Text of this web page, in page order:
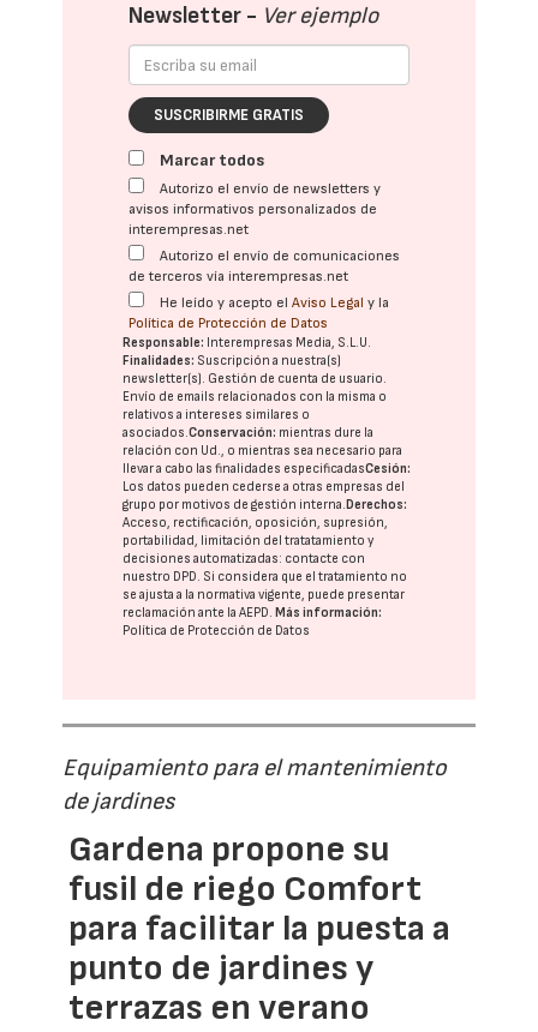
Newsletter - Ver ejemplo
SUSCRIBIRME GRATIS
Marcar todos
Autorizo el envío de newsletters y
avisos informativos personalizados de
interempresas.net
Autorizo el envío de comunicaciones
de terceros vía interempresas.net
He leído y acepto elAviso Legal y la
Política de Protección de Datos
Responsable: Interempresas Media, S.L.U.
Finalidades: Suscripción a nuestra(s)
newsletter(s). Gestión de cuenta de usuario.
Envío de emails relacionados con la misma o
relativos a intereses similares o
asociados.Conservación: mientras dure la
relación con Ud., o mientras sea necesario para
llevar a cabo las finalidades especificadasCesión:
Los datos pueden cederse a otras empresas del
grupo por motivos de gestión interna. Derechos:
Acceso, rectificación, oposición, supresión,
portabilidad, limitación del tratatamiento y
decisiones automatizadas: contacte con
nuestro DPD. Si considera que el tratamiento no
se ajusta a la normativa vigente, puede presentar
reclamación ante laAEPD. Más información:
Política de Protección de Datos
Equipamiento para el mantenimiento
de jardines
Gardena propone su
fusil de riego Comfort
para facilitar la puesta a
punto de jardines y
terrazas en verano